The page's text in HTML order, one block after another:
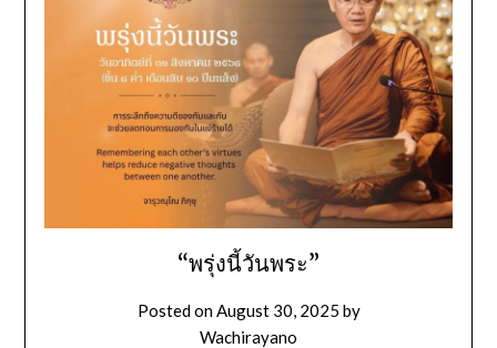
“พรุ่งนี้วันพระ”
Posted onAugust 30, 2025 by
Wachirayano